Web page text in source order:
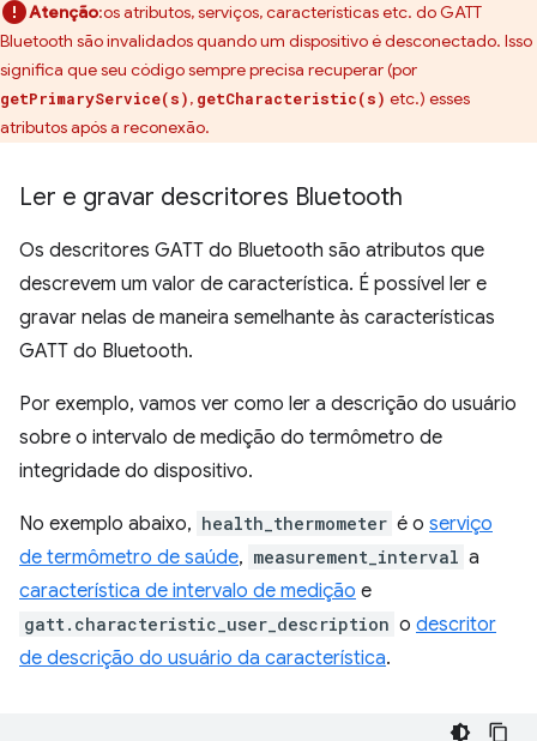
Atenção:os atributos, serviços, características etc. do GATT
Bluetooth são invalidados quando um dispositivo é desconectado. Isso
significa que seu código sempre precisa recuperar (por
getPrimaryService(s), getCharacteristic(s) etc.) esses
atributos após a reconexão.
Ler e gravar descritores Bluetooth
Os descritores GATT do Bluetooth são atributos que
descrevem um valor de característica. É possível ler e
gravar nelas de maneira semelhante às características
GATT do Bluetooth.
Por exemplo, vamos ver como ler a descrição do usuário
sobre o intervalo de medição do termômetro de
integridade do dispositivo.
No exemplo abaixo, health_thermometer é o serviço
de termômetro de saúde, measurement_interval a
característica de intervalo de medição e
gatt.characteristic_user_description o descritor
de descrição do usuário da característica.